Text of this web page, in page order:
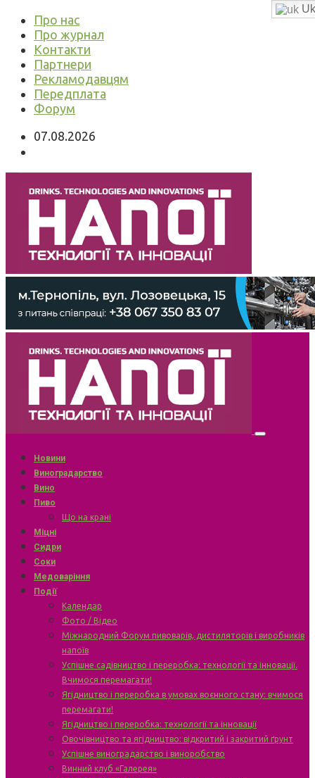
Про нас
Про журнал
Контакти
Партнери
Рекламодавцям
Передплата
Форум
07.08.2026
Новини
Виноградарство
Вино
Пиво
Що на крані
Міцні
Сидри
Соки
Медоваріння
Події
Календар
Фото / Відео
Міжнародний Форум пивоварів, дистиляторів і виробників
напоїв
Успішне садівництво і переробка: технології та інновації.
Вчимося перемагати!
Ягідництво і переробка в умовах воєнного стану: вчимося
перемагати!
Ягідництво і переробка: технології та інновації
Овочівництво та ягідництво: відкритий і закритий ґрунт
Успішне виноградарство і виноробство
Винний клуб «Галерея»